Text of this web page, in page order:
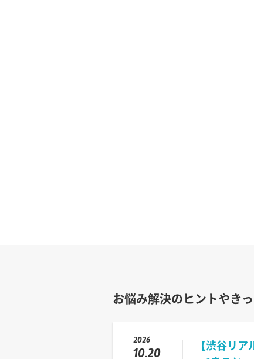
お悩み解決のヒントやき
2026
【渋谷リ